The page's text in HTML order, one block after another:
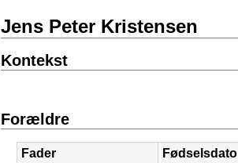
Jens Peter Kristensen
Kontekst
Forældre
Fader Fødselsdato